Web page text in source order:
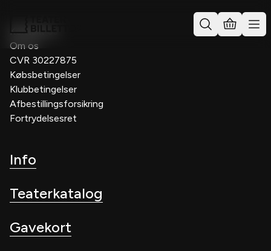
Kontakt os
Om os
CVR 30227875
Købsbetingelser
Klubbetingelser
Afbestillingsforsikring
Fortrydelsesret
Info
Teaterkatalog
Gavekort